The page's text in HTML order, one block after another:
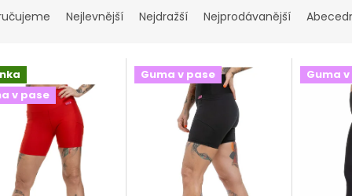
Nejlevnější Nejdražší Nejprodávanější
v pase
Guma v pase Guma